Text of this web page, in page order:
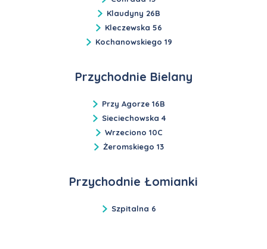
Klaudyny 26B
Kleczewska 56
Kochanowskiego 19
Przychodnie Bielany
Przy Agorze 16B
Sieciechowska 4
Wrzeciono 10C
Żeromskiego 13
Przychodnie Łomianki
Szpitalna 6